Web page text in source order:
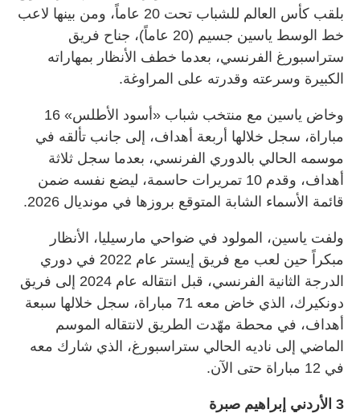
بلقب كأس العالم للشباب تحت 20 عاماً، ومن بينها لاعب
خط الوسط ياسين جسيم (20 عاماً)، جناح فريق
ستراسبورغ الفرنسي، بعدما خطف الأنظار بمهاراته
الكبيرة وسرعته وقدرته على المراوغة.
وخاض ياسين مع منتخب شباب «أسود الأطلس» 16
مباراة، سجل خلالها أربعة أهداف، إلى جانب تألقه في
موسمه الحالي بالدوري الفرنسي، بعدما سجل ثلاثة
أهداف، وقدم 10 تمريرات حاسمة، ليضع نفسه ضمن
قائمة الأسماء الشابة المتوقع بروزها في مونديال 2026.
ولفت ياسين، المولود في ضواحي مارسيليا، الأنظار
مبكراً حين لعب مع فريق إيستر عام 2022 في دوري
الدرجة الثانية الفرنسي، قبل انتقاله عام 2024 إلى فريق
دونكيرك، الذي خاض معه 71 مباراة، سجل خلالها سبعة
أهداف، في محطة مهّدت الطريق لانتقاله الموسم
الماضي إلى ناديه الحالي ستراسبورغ، الذي شارك معه
في 12 مباراة حتى الآن.
3 الأردني إبراهيم صبرة